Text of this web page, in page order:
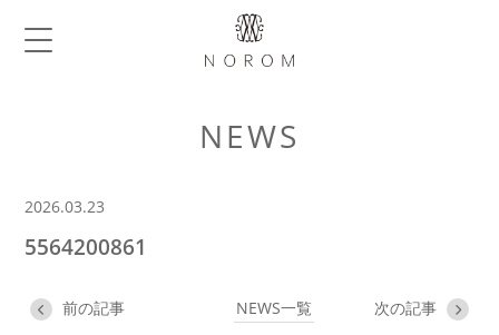
NEWS
2026.03.23
5564200861
前の記事 NEWS一覧 次の記事